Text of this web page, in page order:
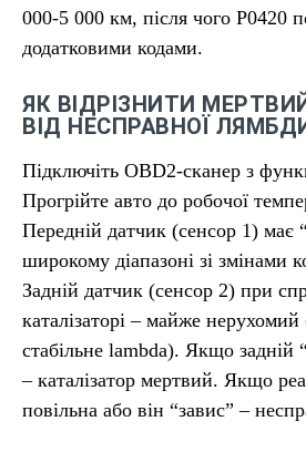
000-5 000 км, після чого P0420
додатковими кодами.
ЯК ВІДРІЗНИТИ
ВІД НЕСПРАВНОЇ
Підключіть OBD2-сканер з
Прогрійте авто до робочої
Передній датчик (сенсор 1) має
широкому діапазоні зі змінами
Задній датчик (сенсор 2) при
каталізаторі – майже
стабільне lambda). Якщо задній
– каталізатор мертвий. Якщо
повільна або він “завис” –